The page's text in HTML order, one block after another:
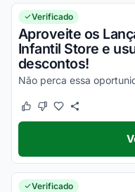
Verificado
Aproveite os
Infantil Store e
descontos!
Este cupom funcionou
Este cupom não
Verificado